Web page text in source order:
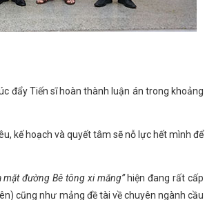
đẩy Tiến sĩ hoàn thành luận án trong khoảng
kế hoạch và quyết tâm sẽ nỗ lực hết mình để
mặt đường Bê tông xi măng”hiện đang rất cấp
cũng như mảng đề tài về chuyên ngành cầu